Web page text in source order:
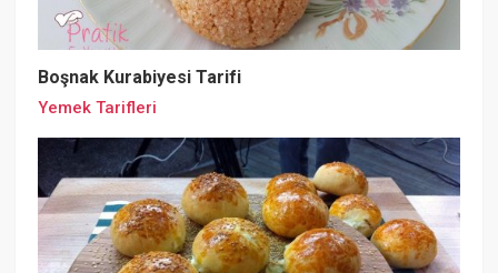
Boşnak Kurabiyesi Tarifi
Yemek Tarifleri